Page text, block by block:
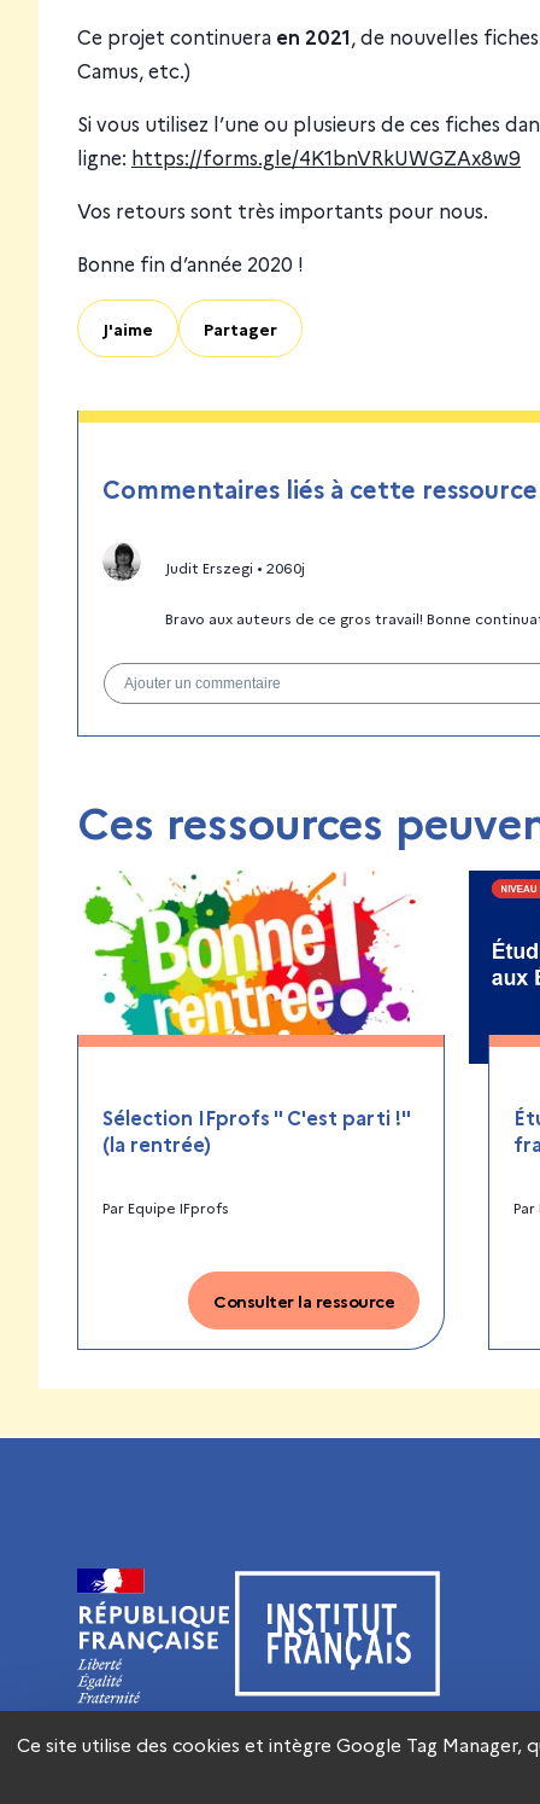
Ce projet continuera en 2021, de nouvelles
Camus, etc.)
Si vous utilisez l’une ou plusieurs de ces fiches
ligne: https://forms.gle/4K1bnVRkUWGZAx8w9
Vos retours sont très importants pour nous.
Bonne fin d’année 2020 !
J'aime Partager
Commentaires liés à cette ressource
Judit Erszegi • 2060j
Bravo aux auteurs de ce gros travail! Bonne
Ajouter un commentaire
Ces ressources
Sélection IFprofs " C'est parti !"
(la rentrée)
ParEquipe IFprofs
Consulter la ressource
Par
Visiter le site de l’Institut français
Ce site utilise des cookies et intègre Google Tag Manager,